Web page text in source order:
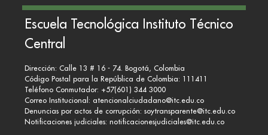
Escuela Tecnológica Instituto Técnico
Central
Dirección: Calle 13 # 16 - 74. Bogotá, Colombia
Código Postal para la República de Colombia: 111411
Teléfono Conmutador: +57(601) 344 3000
Correo Institucional: atencionalciudadano@itc.edu.co
Denuncias por actos de corrupción: soytransparente@itc.edu.co
Notificaciones judiciales: notificacionesjudiciales@itc.edu.co